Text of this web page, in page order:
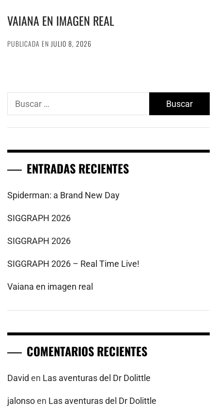
VAIANA EN IMAGEN REAL
PUBLICADA EN JULIO 8, 2026
Buscar:
ENTRADAS RECIENTES
Spiderman: a Brand New Day
SIGGRAPH 2026
SIGGRAPH 2026
SIGGRAPH 2026 – Real Time Live!
Vaiana en imagen real
COMENTARIOS RECIENTES
David en Las aventuras del Dr Dolittle
jalonsoen Las aventuras del Dr Dolittle